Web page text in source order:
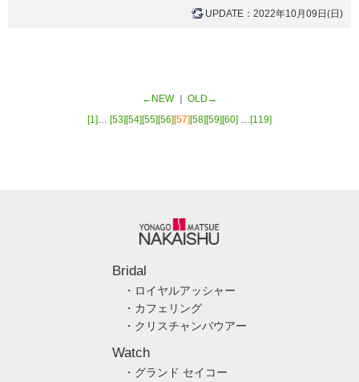
UPDATE：2022年10月09日(日)
←NEW｜OLD→
[1]… [53][54][55][56][57][58][59][60] …[119]
Bridal
・ロイヤルアッシャー
・カフェリング
・クリスチャンバウアー
Watch
・グランド セイコー